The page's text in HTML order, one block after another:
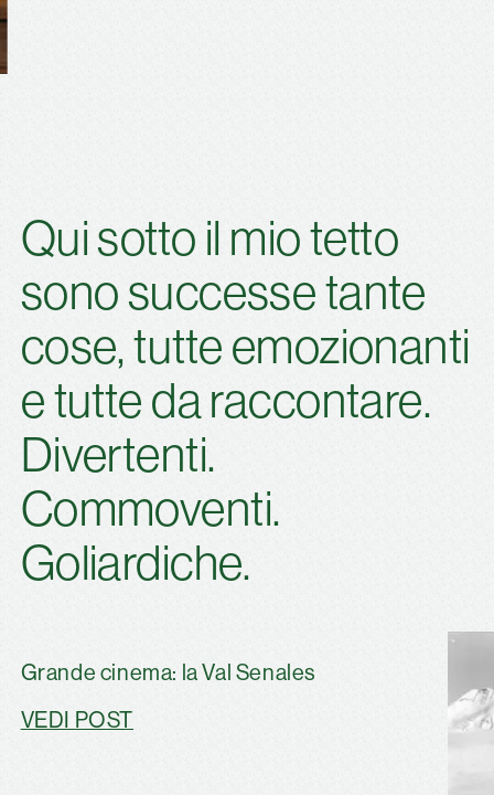
Qui sotto il mio tetto
sono successe tante
cose, tutte emozionanti
e tutte da raccontare.
Divertenti.
Commoventi.
Goliardiche.